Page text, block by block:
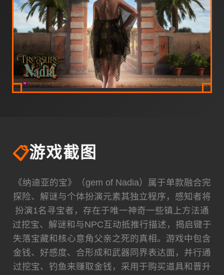
📋游戏截图
《纳迪亚的宝》（gem of Nadia）属于单款融合完
探险、解谜与个体扮演元素其独立程序，感知者将
扮演1名寻宝者，存在于唯一神奇一些镇上方法通
过挖宝、解谜和与NPC互动抵推行描述，揭启键于
失落宝藏和核心意角父亲之死的真相。游戏中包含
金钱、好感度、合形成和武器同界表达面，并行通
过挖宝、钓鱼来赚取金钱，采用于购买道具和晋升